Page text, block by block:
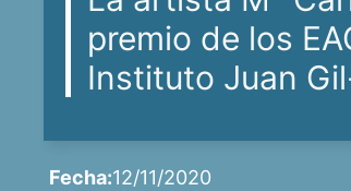
premio de los
Instituto Juan
Fecha:12/11/2020